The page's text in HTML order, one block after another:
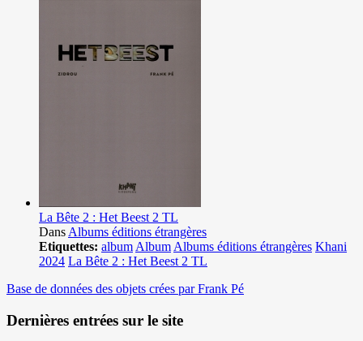
La Bête 2 : Het Beest 2 TL
Dans Albums éditions étrangères
Etiquettes: album Album Albums éditions étrangères Khani
2024 La Bête 2 : Het Beest 2 TL
Base de données des objets crées par Frank Pé
Dernières entrées sur le site